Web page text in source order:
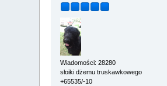
Wiadomości: 28280
słoiki dżemu truskawkowego
+65535/-10